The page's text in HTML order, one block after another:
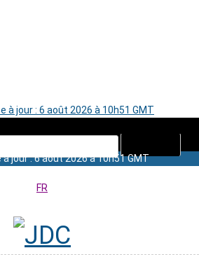
à jour : 6 août 2026 à 10h51 GMT
jour : 6 août 2026 à 10h51 GMT
FR